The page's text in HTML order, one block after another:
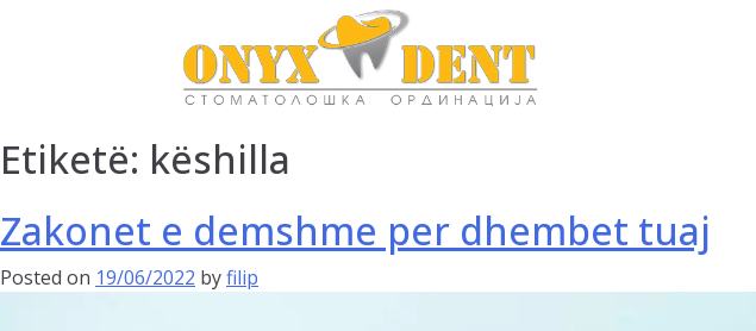
Etiketë: këshilla
Zakonet e demshme per dhembet tuaj
Posted on 19/06/2022 byfilip